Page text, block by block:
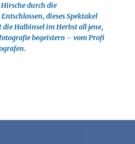
durch die
dieses Spektakel
die Halbinsel im Herbst all jene,
begeistern – vom Profi